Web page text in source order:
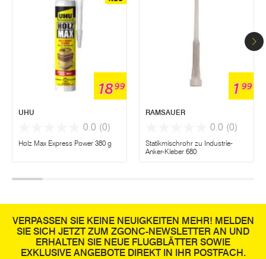
1899
UHU
0.0 (0)
Holz Max Express Power 380 g
199
RAMSAUER
0.0 (0)
Statikmischrohr zu Industrie-
Anker-Kleber 680
VERPASSEN SIE KEINE NEUIGKEITEN MEHR! MELDEN
SIE SICH JETZT ZUM ZGONC-NEWSLETTER AN UND
ERHALTEN SIE NEUE FLUGBLÄTTER SOWIE
EXKLUSIVE ANGEBOTE DIREKT IN IHR POSTFACH.